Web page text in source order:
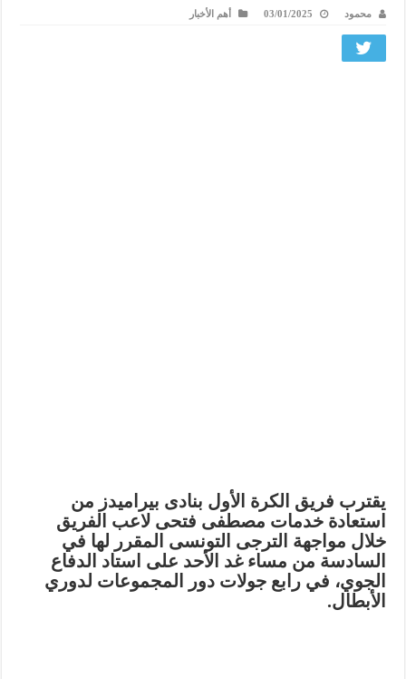
محمود 03/01/2025 أهم الأخبار
يقترب فريق الكرة الأول بنادى بيراميدز من
استعادة خدمات مصطفى فتحى لاعب الفريق
خلال مواجهة الترجى التونسى المقرر لها في
السادسة من مساء غد الأحد على استاد الدفاع
الجوي، في رابع جولات دور المجموعات لدوري
الأبطال.